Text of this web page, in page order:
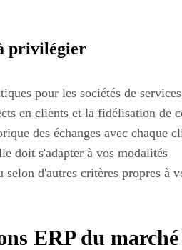
privilégier
pour les sociétés de
en clients et la fidélisation de
des échanges avec chaque
doit s'adapter à vos modalités
d'autres critères propres à
ERP du marché